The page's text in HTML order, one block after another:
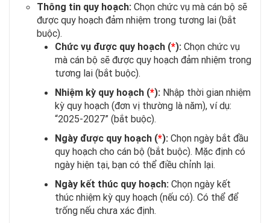
Thông tin quy hoạch: Chọn chức vụ mà cán bộ sẽ
được quy hoạch đảm nhiệm trong tương lai (bắt
buộc).
Chức vụ được quy hoạch (*): Chọn chức vụ
mà cán bộ sẽ được quy hoạch đảm nhiệm trong
tương lai (bắt buộc).
Nhiệm kỳ quy hoạch (*): Nhập thời gian nhiệm
kỳ quy hoạch (đơn vị thường là năm), ví dụ:
“2025-2027” (bắt buộc).
Ngày được quy hoạch (*): Chọn ngày bắt đầu
quy hoạch cho cán bộ (bắt buộc). Mặc định có
ngày hiện tại, bạn có thể điều chỉnh lại.
Ngày kết thúc quy hoạch: Chọn ngày kết
thúc nhiệm kỳ quy hoạch (nếu có). Có thể để
trống nếu chưa xác định.